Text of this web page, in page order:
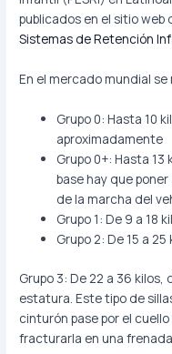
publicados en el sitio web
Sistemas de Retención
En el mercado mundial
Grupo 0: Hasta 10
aproximadamente
Grupo 0+: Hasta
base hay que
de la marcha del
Grupo 1: De 9 a 18
Grupo 2: De 15 a
Grupo 3: De 22 a 36
estatura. Este tipo de
cinturón pase por el
fracturarla en una frenada